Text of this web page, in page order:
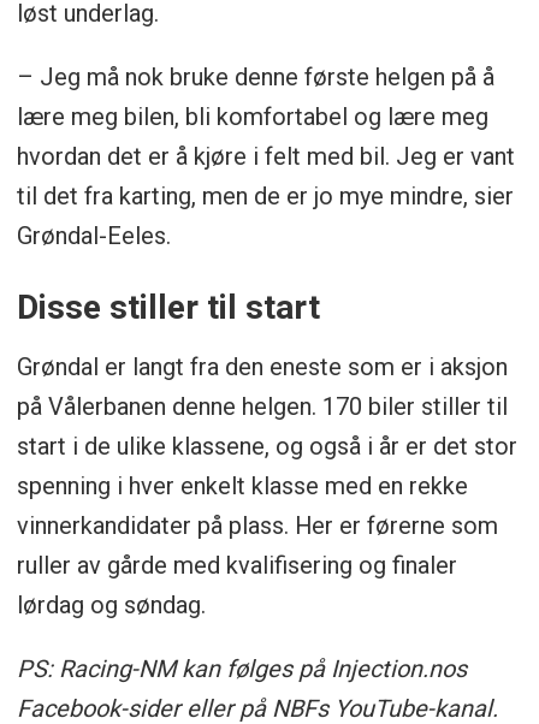
løst underlag.
– Jeg må nok bruke denne første helgen på å
lære meg bilen, bli komfortabel og lære meg
hvordan det er å kjøre i felt med bil. Jeg er vant
til det fra karting, men de er jo mye mindre, sier
Grøndal-Eeles.
Disse stiller til start
Grøndal er langt fra den eneste som er i aksjon
på Vålerbanen denne helgen. 170 biler stiller til
start i de ulike klassene, og også i år er det stor
spenning i hver enkelt klasse med en rekke
vinnerkandidater på plass. Her er førerne som
ruller av gårde med kvalifisering og finaler
lørdag og søndag.
PS: Racing-NM kan følges på Injection.nos
Facebook-sider eller på NBFs YouTube-kanal.